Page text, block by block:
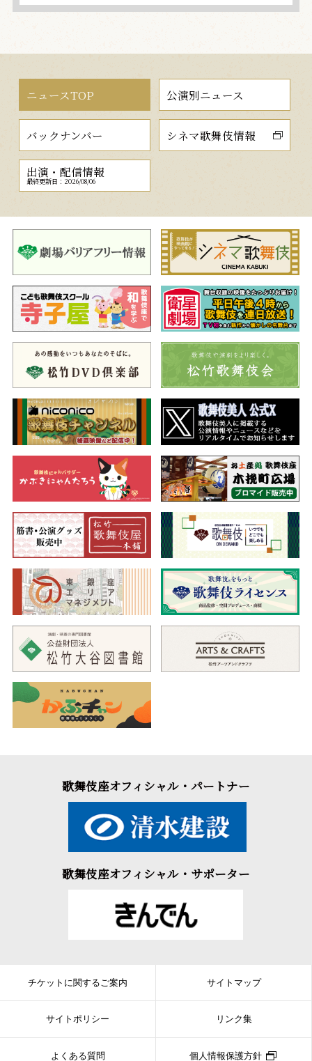
ニュースTOP 公演別ニュース
バックナンバー シネマ歌舞伎情報
出演・配信情報
最終更新日：2026/08/06
歌舞伎座オフィシャル・パートナー
歌舞伎座オフィシャル・サポーター
チケットに関するご案内 サイトマップ
サイトポリシー リンク集
よくある質問 個人情報保護方針